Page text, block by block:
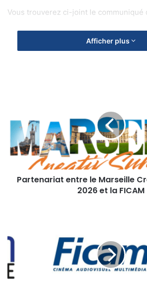
Vous trouverez ci-joint le communiqué
CP_César&Techniques_2026 Télécharger
Afficher plus
Creative
Summit
2026
et
FICAM
Partenariat entre le Marseille
2026 et la FICAM
:
essentielles
des